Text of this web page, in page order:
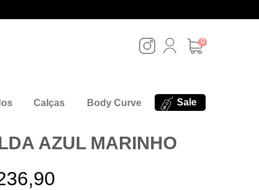
0
Calças Body Curve Sale
AZUL MARINHO